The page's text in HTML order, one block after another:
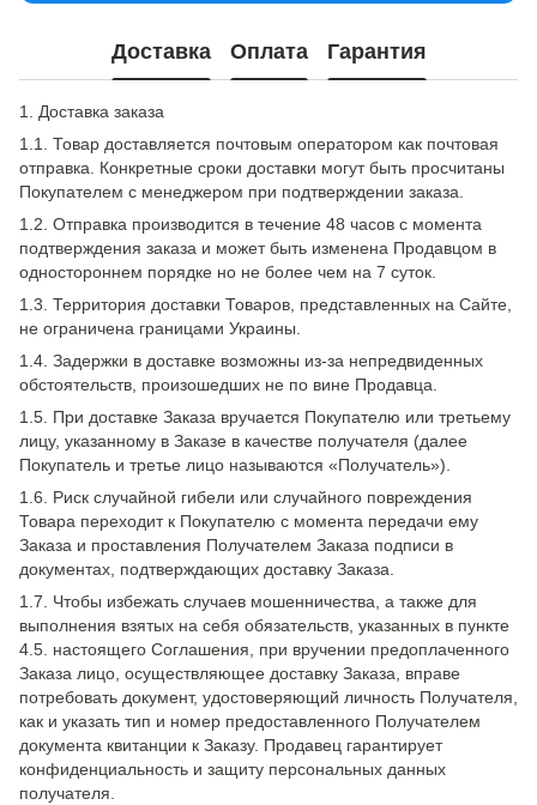
Доставка Оплата Гарантия
1. Доставка заказа
1.1. Товар доставляется почтовым оператором как почтовая
отправка. Конкретные сроки доставки могут быть просчитаны
Покупателем с менеджером при подтверждении заказа.
1.2. Отправка производится в течение 48 часов с момента
подтверждения заказа и может быть изменена Продавцом в
одностороннем порядке но не более чем на 7 суток.
1.3. Территория доставки Товаров, представленных на Сайте,
не ограничена границами Украины.
1.4. Задержки в доставке возможны из-за непредвиденных
обстоятельств, произошедших не по вине Продавца.
1.5. При доставке Заказа вручается Покупателю или третьему
лицу, указанному в Заказе в качестве получателя (далее
Покупатель и третье лицо называются «Получатель»).
1.6. Риск случайной гибели или случайного повреждения
Товара переходит к Покупателю с момента передачи ему
Заказа и проставления Получателем Заказа подписи в
документах, подтверждающих доставку Заказа.
1.7. Чтобы избежать случаев мошенничества, а также для
выполнения взятых на себя обязательств, указанных в пункте
4.5. настоящего Соглашения, при вручении предоплаченного
Заказа лицо, осуществляющее доставку Заказа, вправе
потребовать документ, удостоверяющий личность Получателя,
как и указать тип и номер предоставленного Получателем
документа квитанции к Заказу. Продавец гарантирует
конфиденциальность и защиту персональных данных
получателя.